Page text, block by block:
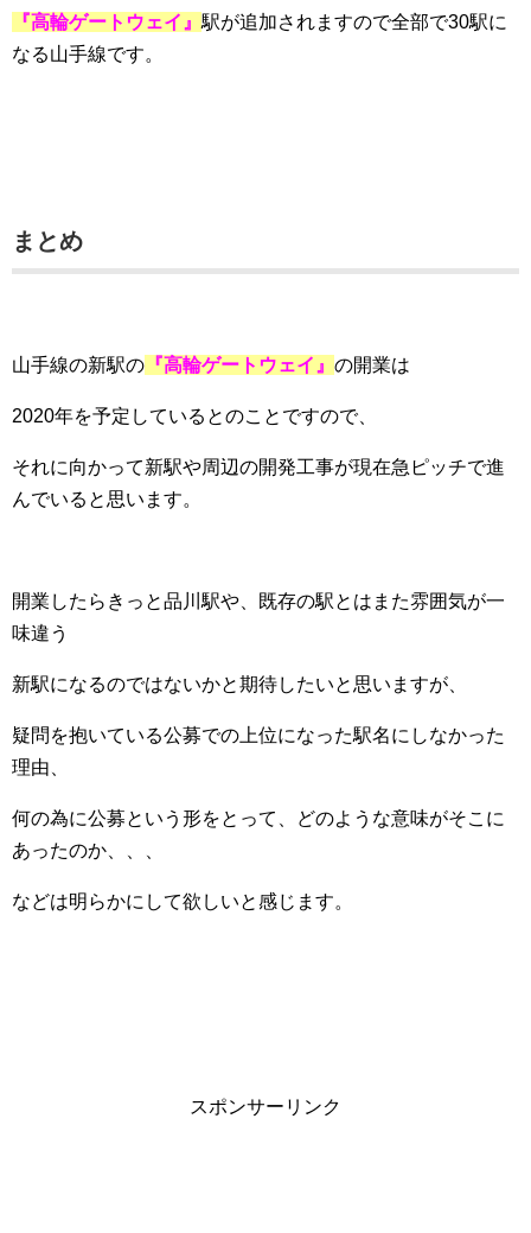
『高輪ゲートウェイ』 駅が追加されますので全部で30駅に
なる山手線です。
まとめ
山手線の新駅の 『高輪ゲートウェイ』 の開業は
2020年を予定しているとのことですので、
それに向かって新駅や周辺の開発工事が現在急ピッチで進
んでいると思います。
開業したらきっと品川駅や、既存の駅とはまた雰囲気が一
味違う
新駅になるのではないかと期待したいと思いますが、
疑問を抱いている公募での上位になった駅名にしなかった
理由、
何の為に公募という形をとって、どのような意味がそこに
あったのか、、、
などは明らかにして欲しいと感じます。
スポンサーリンク